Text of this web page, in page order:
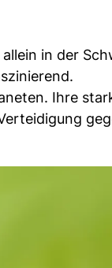
in der
Ihre